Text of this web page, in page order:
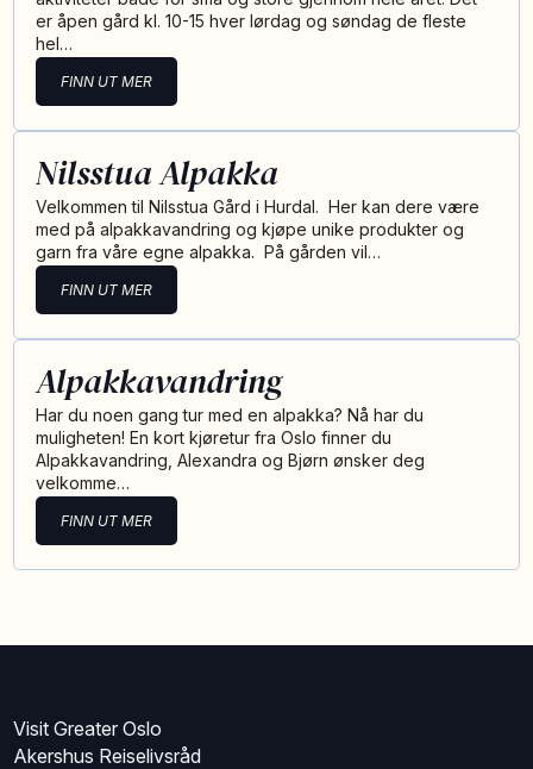
er åpen gård kl. 10-15 hver lørdag og søndag de fleste
hel…
FINN UT MER
Nilsstua Alpakka
Velkommen til Nilsstua Gård i Hurdal. Her kan dere være
med på alpakkavandring og kjøpe unike produkter og
garn fra våre egne alpakka. På gården vil…
FINN UT MER
Alpakkavandring
Har du noen gang tur med en alpakka? Nå har du
muligheten! En kort kjøretur fra Oslo finner du
Alpakkavandring, Alexandra og Bjørn ønsker deg
velkomme…
FINN UT MER
Visit Greater Oslo
Akershus Reiselivsråd